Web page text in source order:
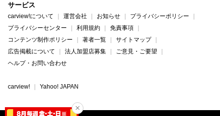
サービス
carview!について 運営会社 お知らせ
プライバシーポリシー
プライバシーセンター
利用規約
免責事項
コンテンツ制作ポリシー
著者一覧
サイトマップ
広告掲載について
法人加盟店募集
ご意見・ご要望
ヘルプ・お問い合わせ
carview! Yahoo! JAPAN